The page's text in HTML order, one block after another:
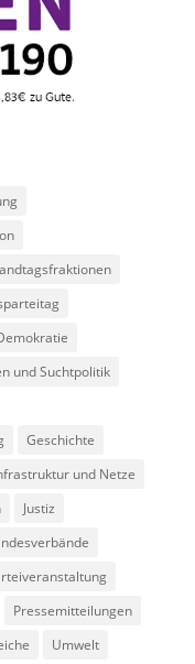
und Suchtpolitik
Geschichte
und Netze
Justiz
Pressemitteilungen
Umwelt